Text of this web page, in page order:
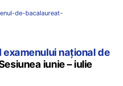
de-bacalaureat-
național de
iunie – iulie